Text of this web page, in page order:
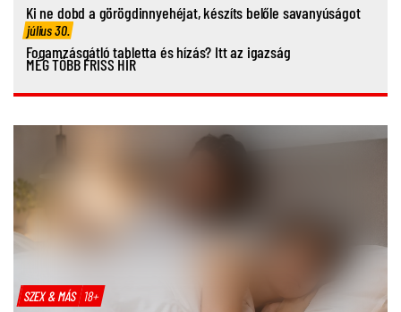
Ki ne dobd a görögdinnyehéjat, készíts belőle savanyúságot
július 30.
Fogamzásgátló tabletta és hízás? Itt az igazság
MÉG TÖBB FRISS HÍR
SZEX & MÁS 18+